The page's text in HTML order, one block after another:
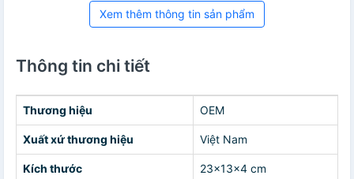
Xem thêm thông tin sản phẩm
Thông tin chi tiết
Thương hiệu OEM
Xuất xứ thương hiệu Việt Nam
Kích thước 23x13x4 cm